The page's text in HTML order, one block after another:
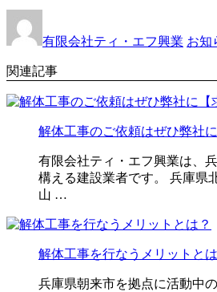
有限会社ティ・エフ興業 お知
関連記事
解体工事のご依頼はぜひ弊社
有限会社ティ・エフ興業は、
構える建設業者です。 兵庫県
山 …
解体工事を行なうメリットと
兵庫県朝来市を拠点に活動中